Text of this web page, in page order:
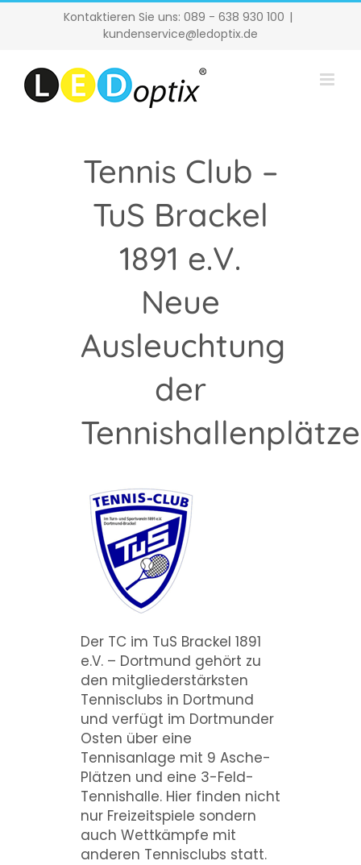
Zum
Kontaktieren Sie uns: 089 - 638 930 100 |
kundenservice@ledoptix.de
Tennis Club –
TuS Brackel
1891 e.V.
Neue
Ausleuchtung
der
Tennishallenplätze
Der TC im TuS Brackel 1891
e.V.– Dortmund gehört zu
den mitgliederstärksten
Tennisclubs in Dortmund
und verfügt im Dortmunder
Osten über eine
Tennisanlage mit 9 Asche-
Plätzen und eine 3-Feld-
Tennishalle. Hier finden nicht
nur Freizeitspiele sondern
auch Wettkämpfe mit
anderen Tennisclubs statt.